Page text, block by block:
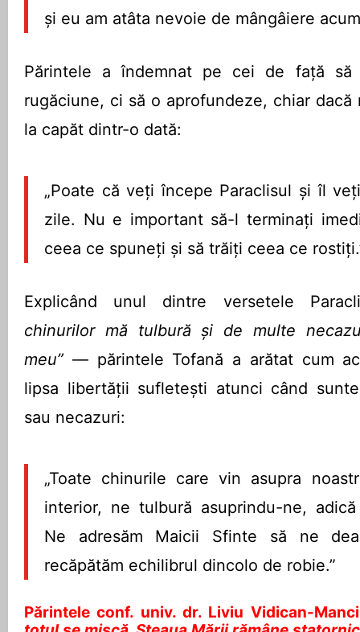
și eu am atâta nevoie de mângâiere
Părintele a îndemnat pe cei de față să
rugăciune, ci să o aprofundeze, chiar dacă
la capăt dintr-o dată:
„Poate că veți începe Paraclisul și îl
zile. Nu e important să-l terminați
ceea ce spuneți și să trăiți ceea ce
Explicând unul dintre versetele
chinurilor mă tulbură și de multe
meu” — părintele Tofană a arătat cum
lipsa libertății sufletești atunci când
sau necazuri:
„Toate chinurile care vin asupra
interior, ne tulbură asuprindu-ne,
Ne adresăm Maicii Sfinte să ne
recăpătăm echilibrul dincolo de robie.”
Părintele conf. univ. dr. Liviu Vidican-